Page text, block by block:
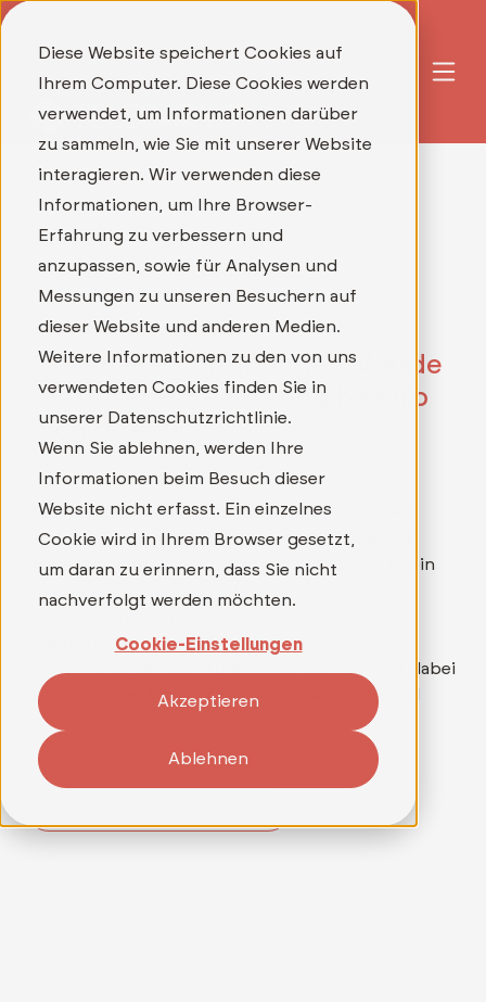
Diese Website speichert Cookies auf
Ihrem Computer. Diese Cookies werden
verwendet, um Informationen darüber
zu sammeln, wie Sie mit unserer Website
interagieren. Wir verwenden diese
Informationen, um Ihre Browser-
Erfahrung zu verbessern und
anzupassen, sowie für Analysen und
Messungen zu unseren Besuchern auf
dieser Website und anderen Medien.
Weitere Informationen zu den von uns
verwendeten Cookies finden Sie in
unserer Datenschutzrichtlinie.
Wenn Sie ablehnen, werden Ihre
Informationen beim Besuch dieser
Website nicht erfasst. Ein einzelnes
Cookie wird in Ihrem Browser gesetzt,
um daran zu erinnern, dass Sie nicht
nachverfolgt werden möchten.
Cookie-Einstellungen
Akzeptieren
Ablehnen
Unsere aktuellen
Stellenausschreibungen: Werde
Teil unseres Teams und bewirb
Dich direkt!
Wer mehr als nur einen Job sucht und in einem
Umfeld arbeiten möchte, in dem wirklich etwas
bewegt werden kann, findet bei TELEDATA IT ein
mitarbeitergeführtes Unternehmen mit
spannenden Aufgaben und hoher
Eigenverantwortung. Ein Team, das
Zusammenarbeit auf Augenhöhe lebt, schafft dabei
die Grundlage für persönliche Entwicklung und
gemeinsames Wachstum.